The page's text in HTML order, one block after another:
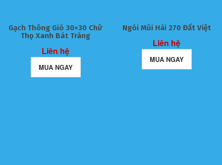
Gạch Thông Gió 30×30 Chữ
Thọ Xanh Bát Tràng
Liên hệ
MUA NGAY
Ngói Mũi Hài 270 Đất Việt
Liên hệ
MUA NGAY